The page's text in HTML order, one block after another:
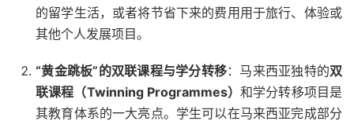
的留学生活，或者将节省下来的费用用于旅行、体验或
其他个人发展项目。
“黄金跳板”的双联课程与学分转移：马来西亚独特的双
联课程（Twinning Programmes） 和学分转移项目是
其教育体系的一大亮点。学生可以在马来西亚完成部分